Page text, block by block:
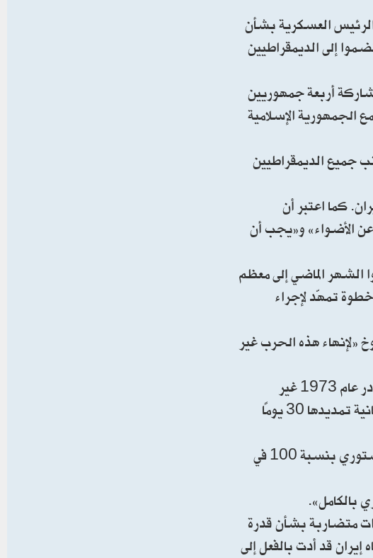
العسكرية بشأن
إلى الديمقراطيين
أربعة جمهوريين
الجمهورية الإسلامية
جميع الديمقراطيين
كما اعتبر أن
الأضواء» و«يجب أن
الشهر الماضي إلى معظم
تمهّد لإجراء
«لإنهاء هذه الحرب غير
لكن من المتوقع أن يعارض ترامب أي محاولة لإقرار القرار نهائياً. وتؤكد إدارته أن قانون صلاحيات الحرب الصادر عام 1973 غير
دستوري. ويمنح هذا القانون الرئيس مهلة 60 يومًا لشنّ عمليات عسكرية من دون موافقة الكونغرس، مع إمكانية تمديدها 30 يومًا
وجدد وزير الخارجية الأمريكي ماركو روبيو هذا الموقف الشهر الماضي، قائلًا إن «قانون صلاحيات الحرب غير دستوري بنسبة 100 في
متضاربة بشأن قدرة
قد أدت بالفعل إلى